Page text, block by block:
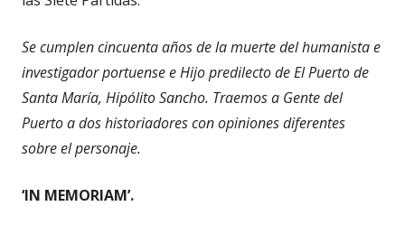
Se cumplen cincuenta años de la muerte del humanista e
investigador portuense e Hijo predilecto de El Puerto de
Santa María, Hipólito Sancho. Traemos a Gente del
Puerto a dos historiadores con opiniones diferentes
sobre el personaje.
‘IN MEMORIAM’.